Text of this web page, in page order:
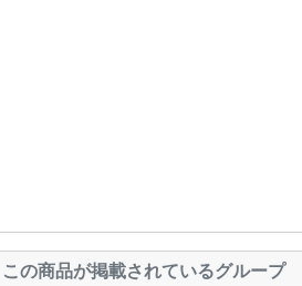
この商品が掲載されているグループ